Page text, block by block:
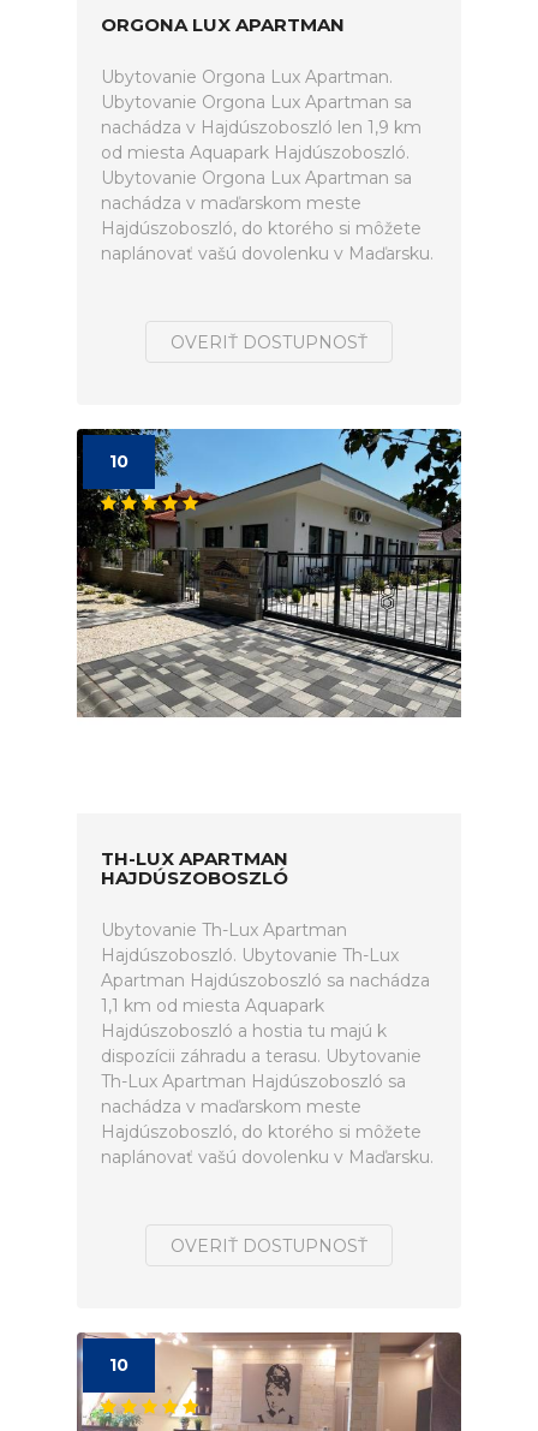
ORGONA LUX APARTMAN
Ubytovanie Orgona Lux Apartman.
Ubytovanie Orgona Lux Apartman sa
nachádza v Hajdúszoboszló len 1,9 km
od miesta Aquapark Hajdúszoboszló.
Ubytovanie Orgona Lux Apartman sa
nachádza v maďarskom meste
Hajdúszoboszló, do ktorého si môžete
naplánovať vašú dovolenku v Maďarsku.
OVERIŤ DOSTUPNOSŤ
10
TH-LUX APARTMAN
HAJDÚSZOBOSZLÓ
Ubytovanie Th-Lux Apartman
Hajdúszoboszló. Ubytovanie Th-Lux
Apartman Hajdúszoboszló sa nachádza
1,1 km od miesta Aquapark
Hajdúszoboszló a hostia tu majú k
dispozícii záhradu a terasu. Ubytovanie
Th-Lux Apartman Hajdúszoboszló sa
nachádza v maďarskom meste
Hajdúszoboszló, do ktorého si môžete
naplánovať vašú dovolenku v Maďarsku.
OVERIŤ DOSTUPNOSŤ
10